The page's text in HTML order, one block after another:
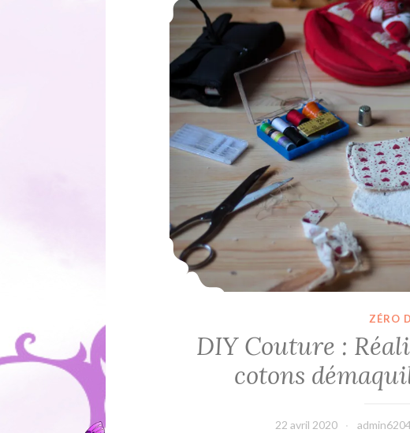
ZÉRO
DIY Couture :
cotons
22 avril 2020